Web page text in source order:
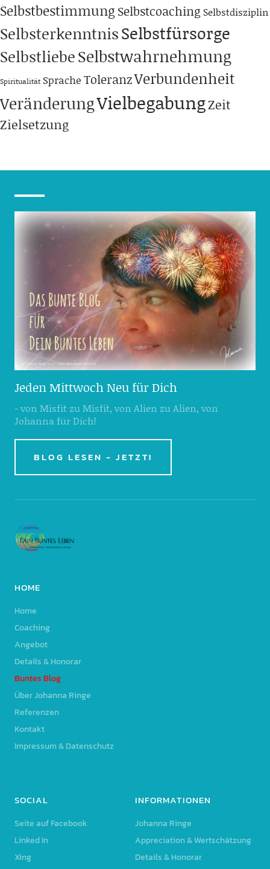
Selbstbestimmung Selbstcoaching Selbstdisziplin
SelbsterkenntnisSelbstfürsorge
SelbstliebeSelbstwahrnehmung
Spiritualität Sprache ToleranzVerbundenheit
VeränderungVielbegabungZeit
Zielsetzung
Jeden Mittwoch Neu für Dich
- von Misfit zu Misfit, von Alien zu Alien, von
Johanna für Dich!
BLOG LESEN - JETZT!
HOME
Home
Coaching
Angebot
Details & Honorar
Buntes Blog
Über Johanna Ringe
Referenzen
Kontakt
Impressum & Datenschutz
SOCIAL
Seite auf Facebook
Linked In
Xing
INFORMATIONEN
Johanna Ringe
Appreciation & Wertschätzung
Details & Honorar